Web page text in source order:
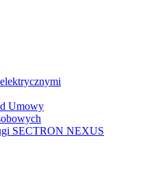
Umowy
SECTRON NEXUS